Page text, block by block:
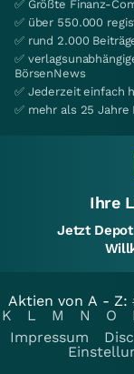
✅ Größte Finanz-
✅ über 550.000
✅ rund 2.000
✅
BörsenNews
✅ Jederzeit einfach
✅ mehr als 25 Jahre
Ihre
Jetzt Depot
Aktien von A - Z:
K
L M N O
Impressum